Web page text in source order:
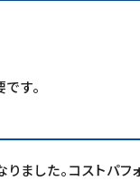
す。
した。コストパフ